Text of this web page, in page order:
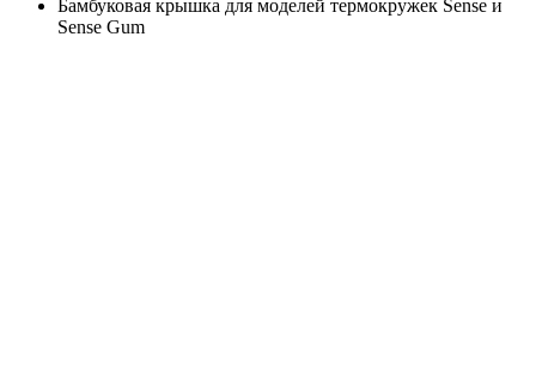
Бамбуковая крышка для моделей термокружек Sense и
Sense Gum